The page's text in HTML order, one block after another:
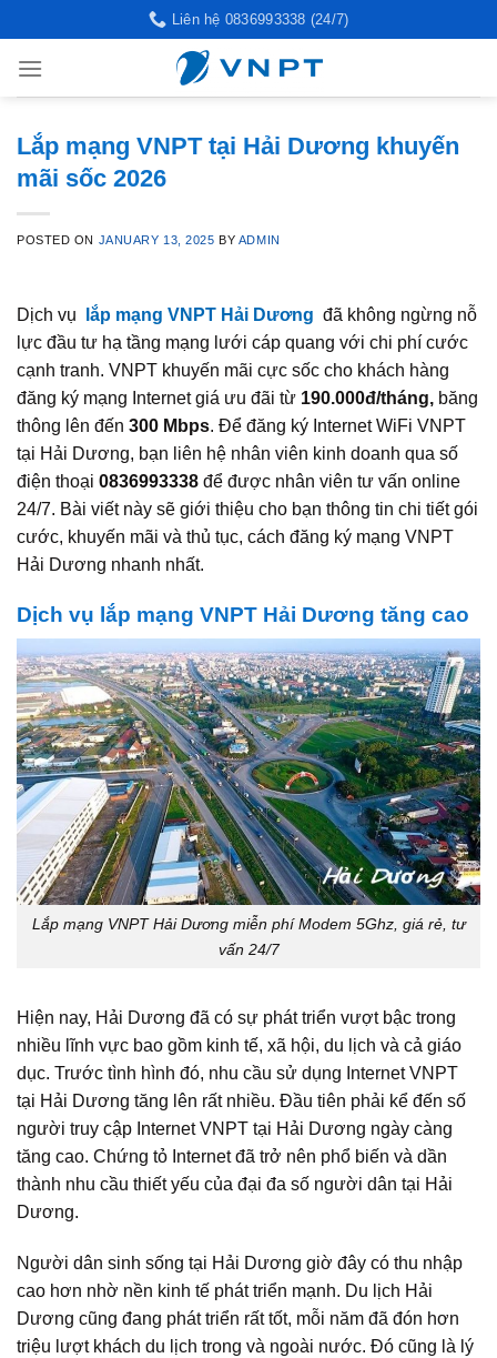
to
content
Liên hệ 0836993338 (24/7)
Lắp mạng VNPT tại Hải Dương khuyến
mãi sốc 2026
POSTED ON JANUARY 13, 2025 BY ADMIN
Dịch vụ lắp mạng VNPT Hải Dương đã không ngừng nỗ
lực đầu tư hạ tầng mạng lưới cáp quang với chi phí cước
cạnh tranh. VNPT khuyến mãi cực sốc cho khách hàng
đăng ký mạng Internet giá ưu đãi từ 190.000đ/tháng, băng
thông lên đến 300 Mbps. Để đăng ký Internet WiFi VNPT
tại Hải Dương, bạn liên hệ nhân viên kinh doanh qua số
điện thoại 0836993338 để được nhân viên tư vấn online
24/7. Bài viết này sẽ giới thiệu cho bạn thông tin chi tiết gói
cước, khuyến mãi và thủ tục, cách đăng ký mạng VNPT
Hải Dương nhanh nhất.
Dịch vụ lắp mạng VNPT Hải Dương tăng cao
Lắp mạng VNPT Hải Dương miễn phí Modem 5Ghz, giá rẻ, tư
vấn 24/7
Hiện nay, Hải Dương đã có sự phát triển vượt bậc trong
nhiều lĩnh vực bao gồm kinh tế, xã hội, du lịch và cả giáo
dục. Trước tình hình đó, nhu cầu sử dụng Internet VNPT
tại Hải Dương tăng lên rất nhiều. Đầu tiên phải kể đến số
người truy cập Internet VNPT tại Hải Dương ngày càng
tăng cao. Chứng tỏ Internet đã trở nên phổ biến và dần
thành nhu cầu thiết yếu của đại đa số người dân tại Hải
Dương.
Người dân sinh sống tại Hải Dương giờ đây có thu nhập
cao hơn nhờ nền kinh tế phát triển mạnh. Du lịch Hải
Dương cũng đang phát triển rất tốt, mỗi năm đã đón hơn
triệu lượt khách du lịch trong và ngoài nước. Đó cũng là lý